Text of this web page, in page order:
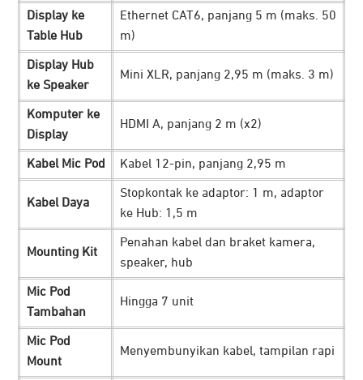
yakni Zoom, Tencent Meeting, dan yang mendukung.
Display ke
Table Hub
Ethernet CAT6, panjang 5 m (maks. 50
m)
Display Hub
ke Speaker
Mini XLR, panjang 2,95 m (maks. 3 m)
Komputer ke
Display
HDMI A, panjang 2 m (x2)
Kabel Mic Pod Kabel 12-pin, panjang 2,95 m
Kabel Daya
Stopkontak ke adaptor: 1 m, adaptor
ke Hub: 1,5 m
Mounting Kit
Penahan kabel dan braket kamera,
speaker, hub
Mic Pod
Tambahan
Hingga 7 unit
Mic Pod
Mount
Menyembunyikan kabel, tampilan rapi